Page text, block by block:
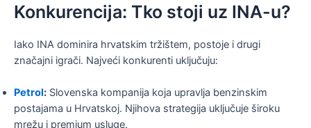
Konkurencija: Tko stoji uz INA-u?
Iako INA dominira hrvatskim tržištem, postoje i drugi
značajni igrači. Najveći konkurenti uključuju:
Petrol: Slovenska kompanija koja upravlja benzinskim
postajama u Hrvatskoj. Njihova strategija uključuje široku
mrežu i premium usluge.